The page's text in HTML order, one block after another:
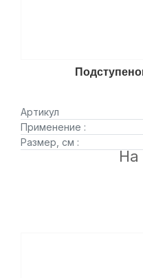
Артикул
Применение :
Размер, см :
На